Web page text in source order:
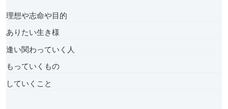
理想や志命や目的
ありたい生き様
逢い関わっていく人
もっていくもの
していくこと